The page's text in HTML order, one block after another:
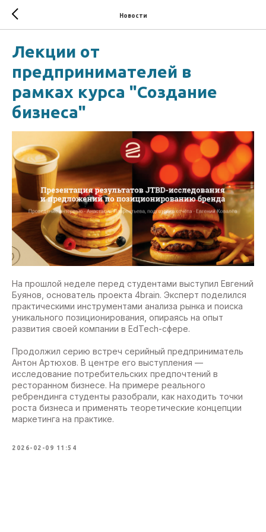
Новости
Лекции от
предпринимателей в
рамках курса "Создание
бизнеса"
На прошлой неделе перед студентами выступил Евгений
Буянов, основатель проекта 4brain. Эксперт поделился
практическими инструментами анализа рынка и поиска
уникального позиционирования, опираясь на опыт
развития своей компании в EdTech-сфере.
Продолжил серию встреч серийный предприниматель
Антон Артюхов. В центре его выступления —
исследование потребительских предпочтений в
ресторанном бизнесе. На примере реального
ребрендинга студенты разобрали, как находить точки
роста бизнеса и применять теоретические концепции
маркетинга на практике.
2026-02-09 11:54